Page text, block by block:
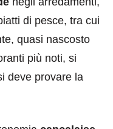
di pesce, tra cui
quasi nascosto
più noti, si
deve provare la